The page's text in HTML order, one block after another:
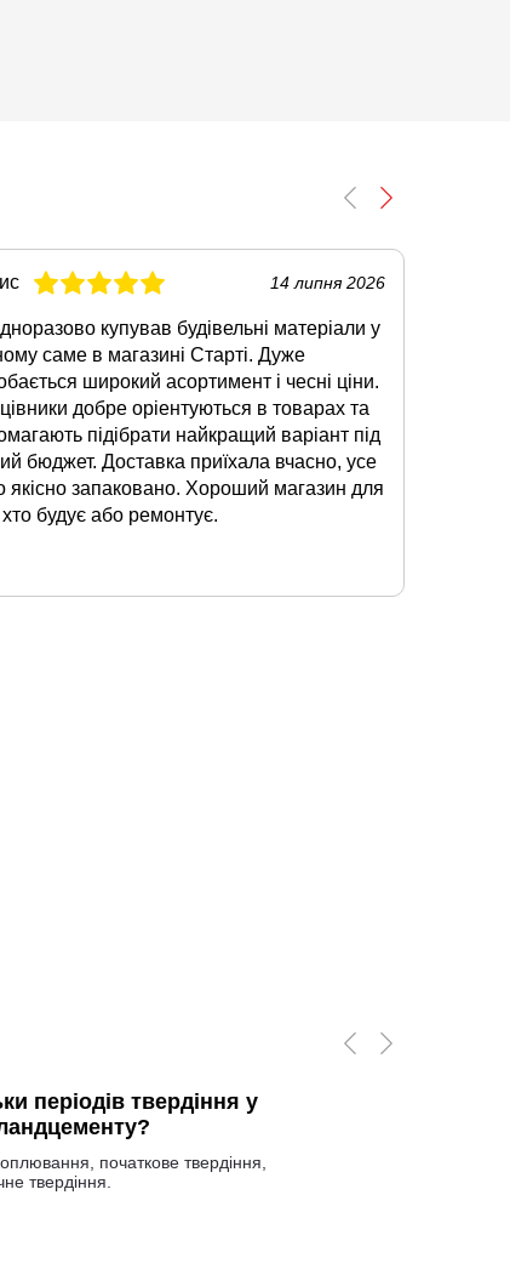
14 липня 2026
купував будівельні матеріали у
саме в магазині Старті. Дуже
широкий асортимент і чесні ціни.
добре оріентуються в товарах та
підібрати найкращий варіант під
бюджет. Доставка приїхала вчасно, усе
якісно запаковано. Хороший магазин для
хто будує або ремонтує.
періодів твердіння у
початкове твердіння,
твердіння.